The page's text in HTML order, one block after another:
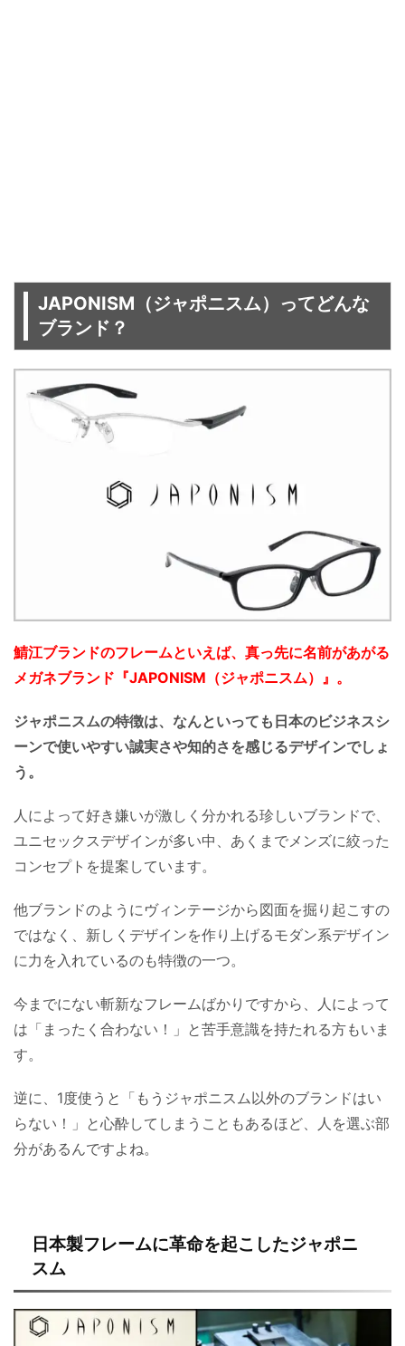
JAPONISM（ジャポニスム）ってどんな
ブランド？
鯖江ブランドのフレームといえば、真っ先に名前があがる
メガネブランド『JAPONISM（ジャポニスム）』。
ジャポニスムの特徴は、なんといっても日本のビジネスシ
ーンで使いやすい誠実さや知的さを感じるデザインでしょ
う。
人によって好き嫌いが激しく分かれる珍しいブランドで、
ユニセックスデザインが多い中、あくまでメンズに絞った
コンセプトを提案しています。
他ブランドのようにヴィンテージから図面を掘り起こすの
ではなく、新しくデザインを作り上げるモダン系デザイン
に力を入れているのも特徴の一つ。
今までにない斬新なフレームばかりですから、人によって
は「まったく合わない！」と苦手意識を持たれる方もいま
す。
逆に、1度使うと「もうジャポニスム以外のブランドはい
らない！」と心酔してしまうこともあるほど、人を選ぶ部
分があるんですよね。
日本製フレームに革命を起こしたジャポニ
スム